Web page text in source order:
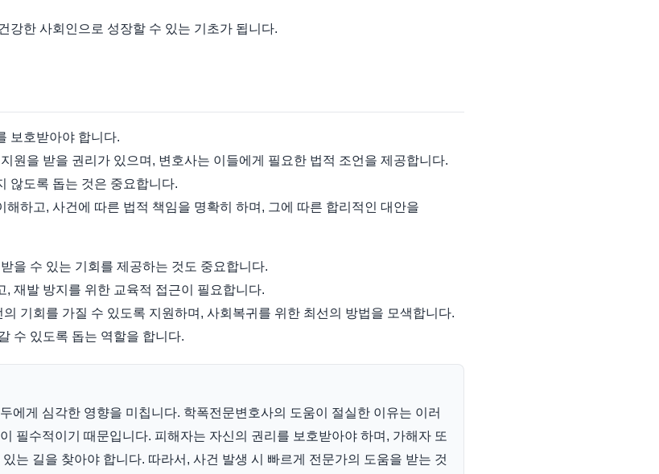
강한 사회인으로 성장할 수 있는 기초가 됩니다.
보호받아야 합니다.
원을 받을 권리가 있으며, 변호사는 이들에게 필요한 법적 조언을 제공합니다.
않도록 돕는 것은 중요합니다.
하고, 사건에 따른 법적 책임을 명확히 하며, 그에 따른 합리적인 대안을
을 수 있는 기회를 제공하는 것도 중요합니다.
재발 방지를 위한 교육적 접근이 필요합니다.
기회를 가질 수 있도록 지원하며, 사회복귀를 위한 최선의 방법을 모색합니다.
수 있도록 돕는 역할을 합니다.
에게 심각한 영향을 미칩니다. 학폭전문변호사의 도움이 절실한 이유는 이러
필수적이기 때문입니다. 피해자는 자신의 권리를 보호받아야 하며, 가해자 또
는 길을 찾아야 합니다. 따라서, 사건 발생 시 빠르게 전문가의 도움을 받는 것